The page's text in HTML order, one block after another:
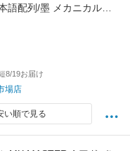
語配列/墨 メカニカルキ
ーパッド、ポインティン
ボタンを搭載、押下圧
8/19お届け
場店
い順で見る